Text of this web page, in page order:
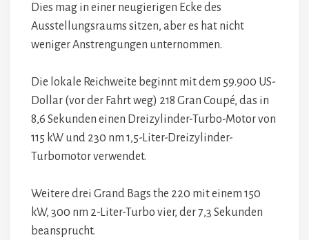
Dies mag in einer neugierigen Ecke des
Ausstellungsraums sitzen, aber es hat nicht
weniger Anstrengungen unternommen.
Die lokale Reichweite beginnt mit dem 59.900 US-
Dollar (vor der Fahrt weg) 218 ​​Gran Coupé, das in
8,6 Sekunden einen Dreizylinder-Turbo-Motor von
115 kW und 230 nm 1,5-Liter-Dreizylinder-
Turbomotor verwendet.
Weitere drei Grand Bags the 220 mit einem 150
kW, 300 nm 2-Liter-Turbo vier, der 7,3 Sekunden
beansprucht.